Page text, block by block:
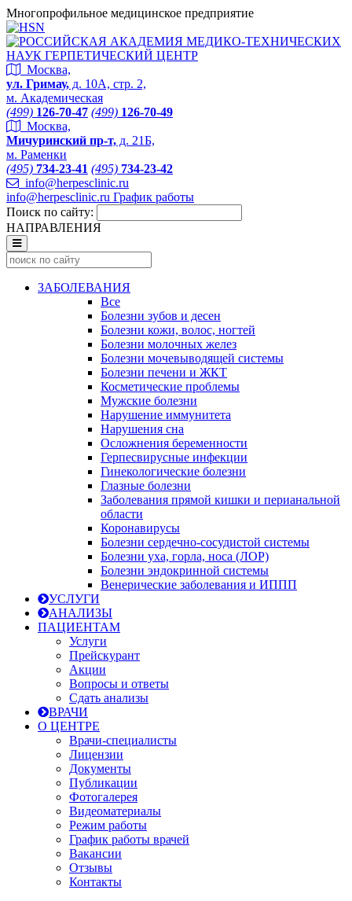
Многопрофильное медицинское предприятие
Москва,
ул. Гримау, д. 10А, стр. 2,
м. Академическая
(499) 126-70-47 (499) 126-70-49
Москва,
Мичуринский пр-т, д. 21Б,
м. Раменки
(495) 734-23-41 (495) 734-23-42
info@herpesclinic.ru
info@herpesclinic.ru График работы
Поиск по сайту:
НАПРАВЛЕНИЯ
ЗАБОЛЕВАНИЯ
Все
Болезни зубов и десен
Болезни кожи, волос, ногтей
Болезни молочных желез
Болезни мочевыводящей системы
Болезни печени и ЖКТ
Косметические проблемы
Мужские болезни
Нарушение иммунитета
Нарушения сна
Осложнения беременности
Герпесвирусные инфекции
Гинекологические болезни
Глазные болезни
Заболевания прямой кишки и перианальной
области
Коронавирусы
Болезни сердечно-сосудистой системы
Болезни уха, горла, носа (ЛОР)
Болезни эндокринной системы
Венерические заболевания и ИППП
УСЛУГИ
АНАЛИЗЫ
ПАЦИЕНТАМ
Услуги
Прейскурант
Акции
Вопросы и ответы
Сдать анализы
ВРАЧИ
О ЦЕНТРЕ
Врачи-специалисты
Лицензии
Документы
Публикации
Фотогалерея
Видеоматериалы
Режим работы
График работы врачей
Вакансии
Отзывы
Контакты